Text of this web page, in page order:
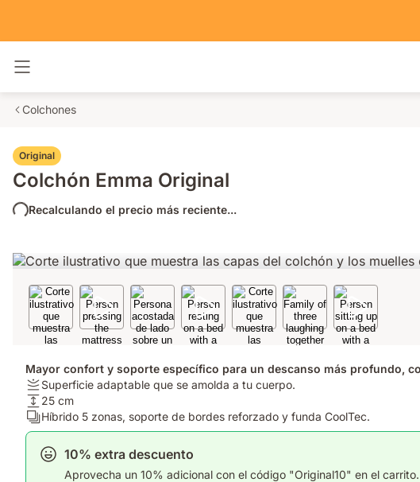
Colchones
Original
Colchón Emma Original
Recalculando el precio más reciente...
Mayor confort y soporte específico para un descanso más profundo,
Firmeza:
Superficie
adaptable
que
amolda
Superficie adaptable que se amolda a tu cuerpo.
Altura
del
colchón:
25 cm
Número
de
capas:
Híbrido
Híbrido 5 zonas, soporte de bordes reforzado y funda CoolTec.
10% extra descuento
Aprovecha un 10% adicional con el código "Original10" en el